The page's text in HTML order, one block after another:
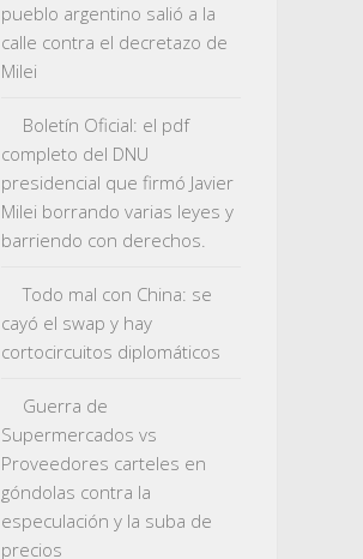
pueblo argentino salió a la
calle contra el decretazo de
Milei
Boletín Oficial: el pdf
completo del DNU
presidencial que firmó Javier
Milei borrando varias leyes y
barriendo con derechos.
Todo mal con China: se
cayó el swap y hay
cortocircuitos diplomáticos
Guerra de
Supermercados vs
Proveedores carteles en
góndolas contra la
especulación y la suba de
precios